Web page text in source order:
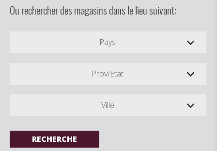
Ou rechercher des magasins dans le lieu suivant:
Pays
Prov/Etat
Ville